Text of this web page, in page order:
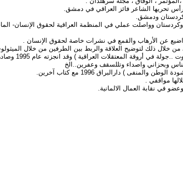
تحريها الشاعر فائز العراقي في دمشق.
ودمشق.
وواصلت عملي في المنظمة العراقية لحقوق الإنسان- المانيا ،
عن الأرهاب والقمع في نشرات خاصة لحقوق الإنسان .
ذلك لتوضيح العلاقة والربط بين الطرفين من خلال
) وقد انجزته عام 1995 وصادرته مخابرات دولة عربية أثناء مداهمتها للمطبعة .
وبحزاني واصداء وتللسقف وعفرين..الخ
) دارالبراق 1996 مع كتاب آخرين.
مواقفي .